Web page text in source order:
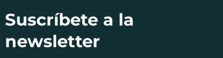
Suscríbete a la
newsletter